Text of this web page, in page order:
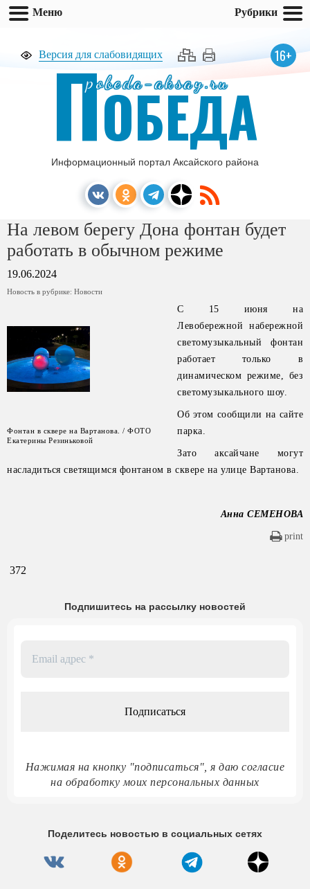
Версия для слабовидящих 16+
pobeda-aksay.ru
ПОБЕДА
Информационный портал Аксайского района
На левом берегу Дона фонтан будет
работать в обычном режиме
19.06.2024
Новость в рубрике: Новости
Фонтан в сквере на Вартанова. / ФОТО
Екатерины Резиньковой
С 15 июня на
Левобережной набережной
светомузыкальный фонтан
работает только в
динамическом режиме, без
светомузыкального шоу.
Об этом сообщили на сайте
парка.
Зато аксайчане могут
насладиться светящимся фонтаном в сквере на улице Вартанова.
Анна СЕМЕНОВА
print
372
Подпишитесь на рассылку новостей
Нажимая на кнопку "подписаться", я даю согласие
на обработку моих персональных данных
Поделитесь новостью в социальных сетях
Меню Рубрики